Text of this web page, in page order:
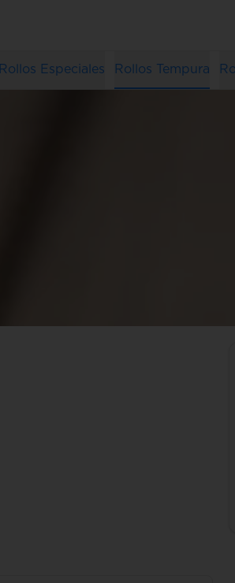
Rollos Especiales Rollos Tempura